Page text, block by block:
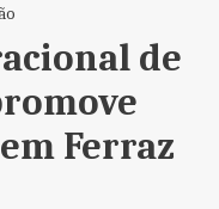
de
Ferraz